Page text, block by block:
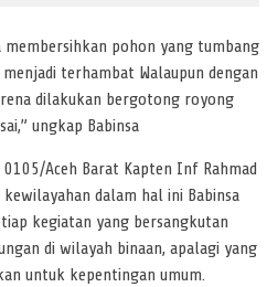
membersihkan pohon yang tumbang
terhambat Walaupun dengan
dilakukan bergotong royong
ungkap Babinsa
Aceh Barat Kapten Inf Rahmad
dalam hal ini Babinsa
kegiatan yang bersangkutan
di wilayah binaan, apalagi yang
untuk kepentingan umum.